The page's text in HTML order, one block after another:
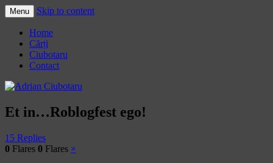
Adrian Ciubotaru
Menu Skip to content
Home
Cărți
Ciubotaru
Contact
Et in…Roblogfest ego!
15 Replies
0 Flares 0 Flares ×